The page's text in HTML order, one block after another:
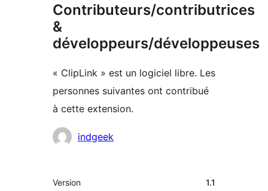
Contributeurs/contributrices
&
développeurs/développeuses
« ClipLink » est un logiciel libre. Les
personnes suivantes ont contribué
à cette extension.
Contributeurs
indgeek
Méta
Version 1.1